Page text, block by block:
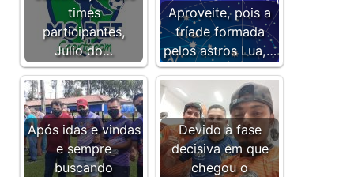
times
participantes,
Júlio do…
Aproveite, pois a
tríade formada
pelos astros Lua,…
Após idas e vindas
e sempre
buscando
Devido à fase
decisiva em que
chegou o